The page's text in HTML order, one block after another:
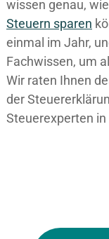
wissen genau,
Steuern sparen
einmal im Jahr,
Fachwissen, um
Wir raten Ihnen
der
Steuerexperten